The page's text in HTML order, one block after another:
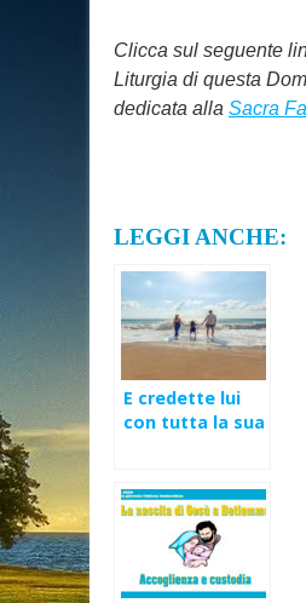
Clicca sul seguente
Liturgia di questa
dedicata alla Sacra
LEGGI ANCHE:
E credette lui
con tutta la sua